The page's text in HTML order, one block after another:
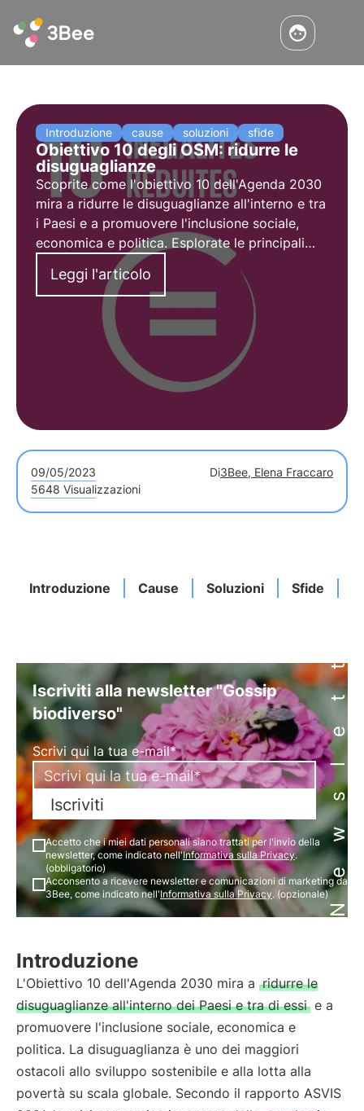
Introduzione cause soluzioni sfide
Obiettivo 10 degli OSM: ridurre le
disuguaglianze
Scoprite come l'obiettivo 10 dell'Agenda 2030
mira a ridurre le disuguaglianze all'interno e tra
i Paesi e a promuovere l'inclusione sociale,
economica e politica. Esplorate le principali
cause delle disuguaglianze globali e nazionali e
le soluzioni innovative per ridurle.
Leggi l'articolo
09/05/2023 Di3Bee, Elena Fraccaro
5648 Visualizzazioni
Introduzione Cause Soluzioni SfideNewsletter
Iscriviti alla newsletter "Gossip
biodiverso"
Scrivi qui la tua e-mail*
Iscriviti
Accetto che i miei dati personali siano trattati per l'invio della
newsletter, come indicato nell'Informativa sulla Privacy.
(obbligatorio)
Acconsento a ricevere newsletter e comunicazioni di marketing da
3Bee, come indicato nell'Informativa sulla Privacy. (opzionale)
Introduzione
L'Obiettivo 10 dell'Agenda 2030 mira a ridurre le
disuguaglianze all'interno dei Paesi e tra di essi e a
promuovere l'inclusione sociale, economica e
politica. La disuguaglianza è uno dei maggiori
ostacoli allo sviluppo sostenibile e alla lotta alla
povertà su scala globale. Secondo il rapporto ASVIS